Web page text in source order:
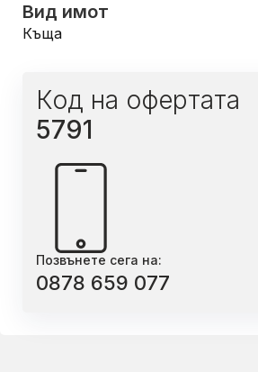
Вид имот
Къща
Код на офертата
5791
Позвънете сега на:
0878 659 077